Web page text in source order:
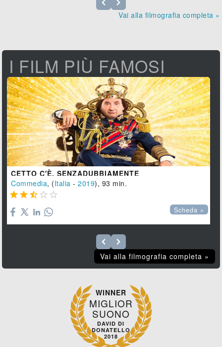
Vai alla filmografia completa »
I FILM PIÙ FAMOSI
CETTO C'È, SENZADUBBIAMENTE
Commedia, (Italia -2019), 93 min.
    
Scheda »
Vai alla filmografia completa »
WINNER
MIGLIOR
SUONO
DAVID DI
DONATELLO
2018